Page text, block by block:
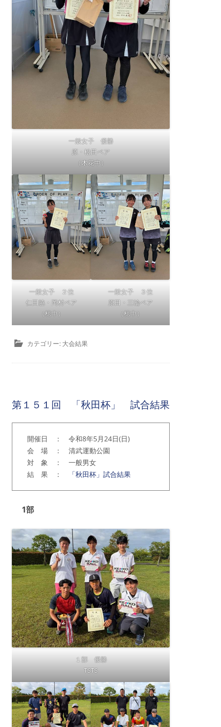
一般女子 優勝
原・松田ペア
（木花中）
一般女子 ２位
仁田脇・岡村ペア
（檍中）
一般女子 ３位
原田・三輪ペア
（檍中）
カテゴリー: 大会結果
第１５１回 「秋田杯」 試合結果
開催日 ： 令和8年5月24日(日)
会 場 ： 清武運動公園
対 象 ： 一般男女
結 果 ：
「秋田杯」試合結果
1部
１部 優勝
TSTS